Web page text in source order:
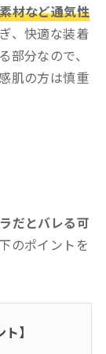
材など通気性
、快適な装着
分なので、
肌の方は慎重
だとバレる可
のポイントを
】